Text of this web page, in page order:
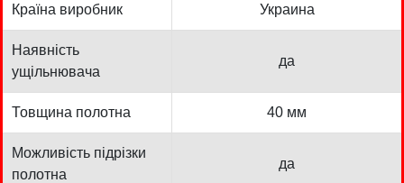
Країна виробник Украина
Наявність
ущільнювача
да
Товщина полотна 40 мм
Можливість підрізки
полотна
да